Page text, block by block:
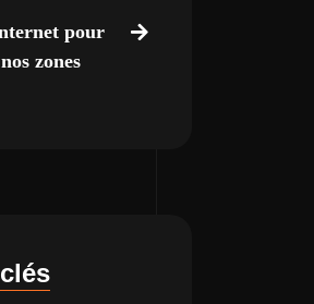
pour
zones